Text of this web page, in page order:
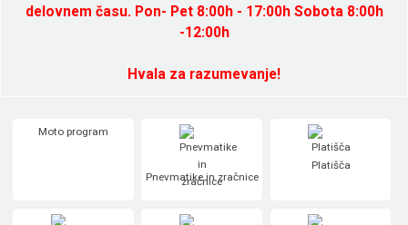
delovnem času. Pon- Pet 8:00h - 17:00h Sobota 8:00h
-12:00h
Hvala za razumevanje!
Moto program
Pnevmatike in zračnice
Platišča